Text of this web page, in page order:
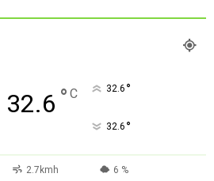
32.6 ° C 32.6 °
32.6 °
2.7kmh 6 %